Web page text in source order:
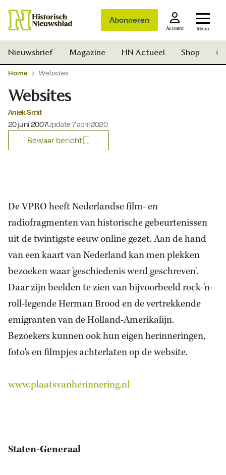
Abonneren
Account Menu
Zoek
Nieuwsbrief Magazine HN Actueel Shop
Home Websites
Websites
Aniek Smit
Gepubliceerd op:
20 juni 2007Update 7 april 2020
Bewaar bericht
De VPRO heeft Nederlandse film- en
radiofragmenten van historische gebeurtenissen
uit de twintigste eeuw online gezet. Aande hand
van eenkaart van Nederland kan men plekken
bezoeken waar 'geschiedenis werd geschreven'.
Daar zijn beelden te zien van bijvoorbeeld rock-'n-
roll-legende Herman Brood en de vertrekkende
emigranten van de Holland-Amerikalijn.
Bezoekers kunnen ook hun eigen herinneringen,
foto's en filmpjes achterlaten op de website.
www.plaatsvanherinnering.nl
Staten-Generaal